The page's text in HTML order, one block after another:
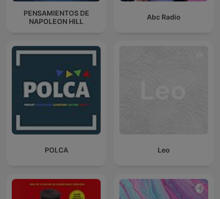
PENSAMIENTOS DE
NAPOLEON HILL
Abc Radio
POLCA Leo